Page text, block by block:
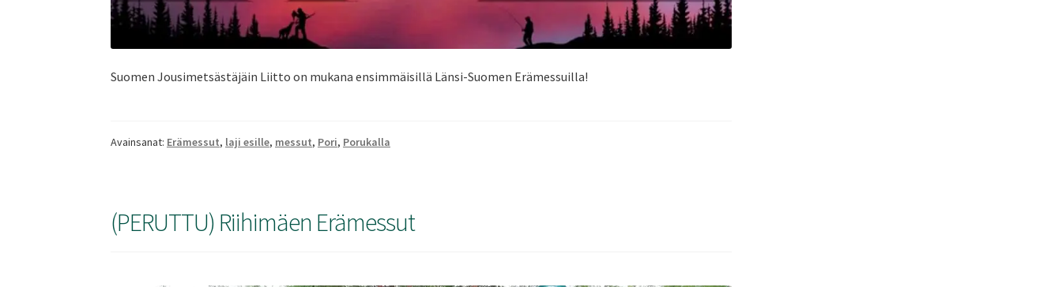
Suomen Jousimetsästäjäin Liitto on mukana ensimmäisillä Länsi-Suomen Erämessuilla!
Avainsanat: Erämessut, laji esille, messut, Pori, Porukalla
(PERUTTU) Riihimäen Erämessut